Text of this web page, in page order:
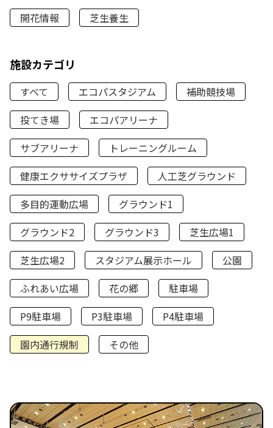
開花情報
芝生養生
施設カテゴリ
すべて エコパスタジアム
補助競技場
投てき場
エコパアリーナ
サブアリーナ
トレーニングルーム
健康エクササイズプラザ
人工芝グラウンド
多目的運動広場
グラウンド1
グラウンド2
グラウンド3
芝生広場1
芝生広場2
スタジアム展示ホール
公園
ふれあい広場
花の郷
駐車場
P9駐車場
P3駐車場
P4駐車場
園内通行規制
その他